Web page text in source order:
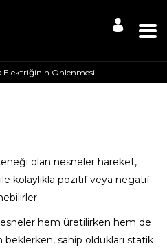
Elektriğinin Önlenmesi
olan nesneler hareket,
kolaylıkla pozitif veya negatif
hem üretilirken hem de
sahip oldukları statik